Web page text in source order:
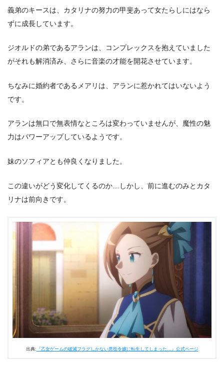
義弟のキースは、カタリナの努力の甲斐あって女たらしにはなら
ずに成長しています。
ジオルドの弟であるアランは、コンプレックスを抱えていました
がそれも解消済み、さらに音楽の才能を開花させています。
ちなみに婚約者であるメアリは、アランに惹かれてはいないよう
です。
アランは無口で無表情なところは変わっていませんが、魔性の魅
力はパワーアップしているようです。
妹のソフィアとも仲良くなりました。
この違いがどう変化してくるのか…しかし、前に進むのみとカタ
リナは前向きです。
出典: 『乙女ゲームの破滅フラグしかない悪役令嬢に転生してしまった…』公式ページ